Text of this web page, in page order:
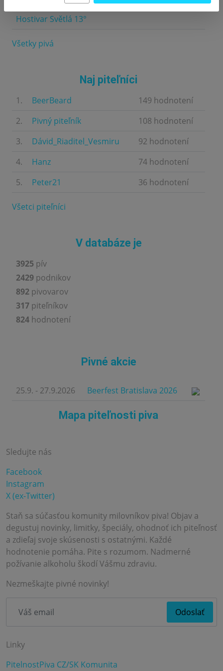
Hostivar Světlá 13°
Všetky pivá
Naj piteľníci
1. BeerBeard
149 hodnotení
2.
Pivný piteľník
108 hodnotení
3.
Dávid_Riaditel_Vesmiru
92 hodnotení
4.
Hanz
74 hodnotení
5.
Peter21 36 hodnotení
Všetci piteľníci
V databáze je
3925 pív
2429 podnikov
892 pivovarov
317 piteľníkov
824 hodnotení
Pivné akcie
25.9. - 27.9.2026 Beerfest Bratislava 2026
Mapa piteľnosti piva
Sledujte nás
Facebook
Instagram
X (ex-Twitter)
Staň sa súčasťou komunity milovníkov piva! Objav a
degustuj novinky, limitky, špeciály, ohodnoť ich piteľnosť
a zdieľaj svoje skúsenosti s ostatnými. Každé
hodnotenie pomáha. Pite s rozumom. Nadmerné
požívanie alkoholu škodí Vášmu zdraviu.
Nezmeškajte pivné novinky!
Linky
PitelnostPiva CZ/SK Komunita